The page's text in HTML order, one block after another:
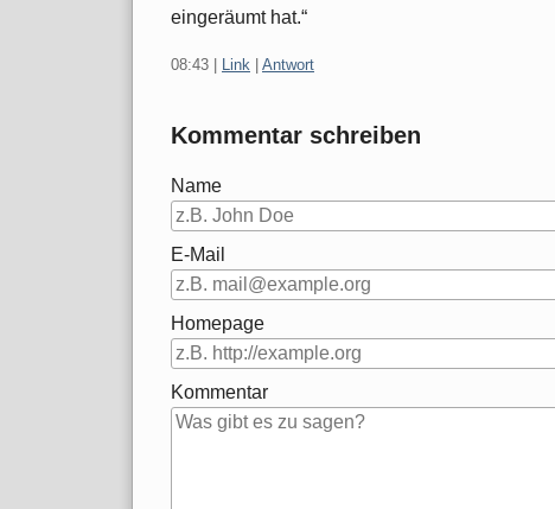
eingeräumt hat.“
08:43 | Link | Antwort
Kommentar schreiben
Name
E-Mail
Homepage
Kommentar